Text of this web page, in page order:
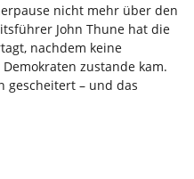
nicht mehr über den
John Thune hat die
nachdem keine
zustande kam.
gescheitert – und das